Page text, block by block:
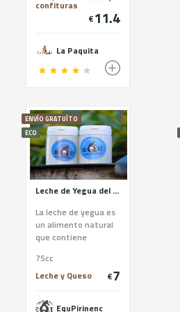
confituras
€11.4
La Paquita
ENVÍO GRATUÏTO
ECO
Leche de Yegua del Pirineo
La leche de yegua es
un alimento natural
que contiene
ingrediente que
ayuda a reforzar el
Es un alimento
75cc
Leche y Queso
€7
EquPirinenc